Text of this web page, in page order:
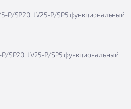
P/SP20, LV25-P/SP5 функциональный
P/SP20, LV25-P/SP5 функциональный